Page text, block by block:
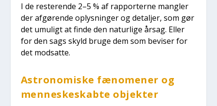
I de reste­ren­de 2–5 % af rap­por­ter­ne mang­ler
der afgø­ren­de oplys­nin­ger og detal­jer, som gør
det umu­ligt at fin­de den natur­li­ge årsag. Eller
for den sags skyld bru­ge dem som bevi­ser for
det mod­sat­te.
Astro­no­mi­ske fæno­me­ner og
men­ne­ske­skab­te objek­ter